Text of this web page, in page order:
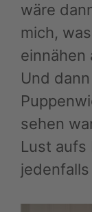
wäre
mich,
einnähen
Und
sehen
Lust aufs